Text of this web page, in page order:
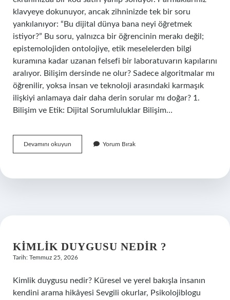
klavyeye dokunuyor, ancak zihninizde tek bir soru
yankılanıyor: “Bu dijital dünya bana neyi öğretmek
istiyor?” Bu soru, yalnızca bir öğrencinin merakı değil;
epistemolojiden ontolojiye, etik meselelerden bilgi
kuramına kadar uzanan felsefi bir laboratuvarın kapılarını
aralıyor. Bilişim dersinde ne olur? Sadece algoritmalar mı
öğrenilir, yoksa insan ve teknoloji arasındaki karmaşık
ilişkiyi anlamaya dair daha derin sorular mı doğar? 1.
Bilişim ve Etik: Dijital Sorumluluklar Bilişim…
Devamını okuyun
9’da
var
Yorum Bırak
KIMLIK DUYGUSU NEDIR ?
Tarih: Temmuz 25, 2026
Kimlik duygusu nedir? Küresel ve yerel bakışla insanın
kendini arama hikâyesi Sevgili okurlar, Psikolojiblogu